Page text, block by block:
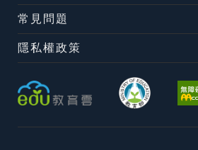
常見問題
隱私權政策